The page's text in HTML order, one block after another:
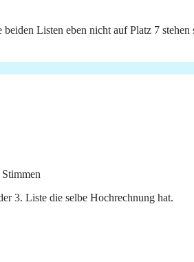
Listen eben nicht auf Platz 7
3. Liste die selbe Hochrechnung hat.